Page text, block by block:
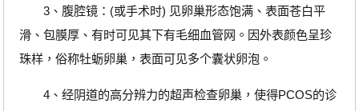
3、腹腔镜：(或手术时) 见卵巢形态饱满、表面苍白平
滑、包膜厚、有时可见其下有毛细血管网。因外表颜色呈珍
珠样，俗称牡蛎卵巢，表面可见多个囊状卵泡。
4、经阴道的高分辨力的超声检查卵巢，使得PCOS的诊